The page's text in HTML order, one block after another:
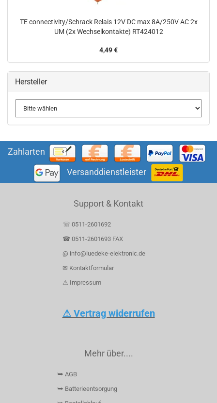
TE connectivity/Schrack Relais 12V DC max 8A/250V AC 2x
UM (2x Wechselkontakte) RT424012
4,49 €
Hersteller
Zahlarten
Versanddienstleister
Support & Kontakt
☏ 0511-2601692
☎ 0511-2601693 FAX
@ info@luedeke-elektronic.de
✉ Kontaktformular
⚠ Impressum
⚠ Vertrag widerrufen
Mehr über....
⮩ AGB
⮩ Batterieentsorgung